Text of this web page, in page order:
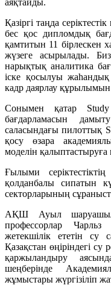
аяқтайды.
Қазіргі таңда
бес қос дипломдық
қамтитын 11 бірлескен
жүзеге асырылады.
нарықтық аналитика
іске қосылуы
кадр даярлау құрылымын
Сонымен қатар
бағдарламасын
саласындағы пилоттық
қосу өзара
моделін қалыптастыруға
Ғылыми
қолданбалы сипатын
секторларының
АҚШ Ауыл
профессорлар
жетекшілік ететін су
Қазақстан өңіріндегі
қаржыландыру
шеңберінде
жұмыстары жүргізіліп